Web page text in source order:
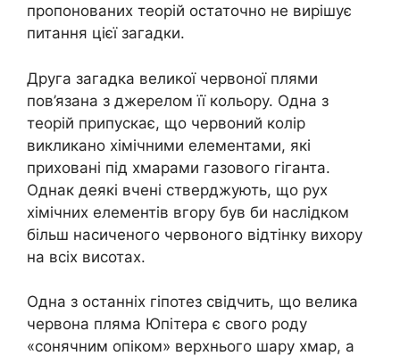
пропонованих теорій остаточно не вирішує
питання цієї загадки.
Друга загадка великої червоної плями
пов’язана з джерелом її кольору. Одна з
теорій припускає, що червоний колір
викликано хімічними елементами, які
приховані під хмарами газового гіганта.
Однак деякі вчені стверджують, що рух
хімічних елементів вгору був би наслідком
більш насиченого червоного відтінку вихору
на всіх висотах.
Одна з останніх гіпотез свідчить, що велика
червона пляма Юпітера є свого роду
«сонячним опіком» верхнього шару хмар, а